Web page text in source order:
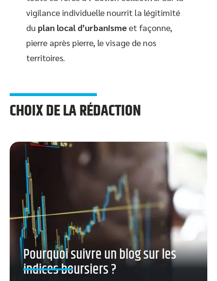
vigilance individuelle nourrit la légitimité
du plan local d’urbanismeet façonne,
pierre après pierre, le visage de nos
territoires.
CHOIX DE LA RÉDACTION
Pourquoi suivre un blog sur les
indices boursiers ?